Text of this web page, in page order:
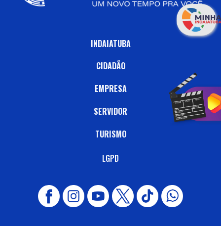
INDAIATUBA
CIDADÃO
EMPRESA
SERVIDOR
TURISMO
LGPD